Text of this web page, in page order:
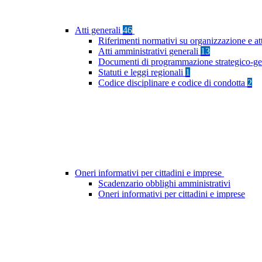
Atti generali 46
Riferimenti normativi su organizzazione e
Atti amministrativi generali 13
Documenti di programmazione strategico-
Statuti e leggi regionali 1
Codice disciplinare e codice di condotta 2
Oneri informativi per cittadini e imprese
Scadenzario obblighi amministrativi
Oneri informativi per cittadini e imprese